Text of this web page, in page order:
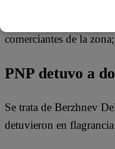
comerciantes de la
PNP detuvo a
Se trata de Berzhnev
detuvieron en